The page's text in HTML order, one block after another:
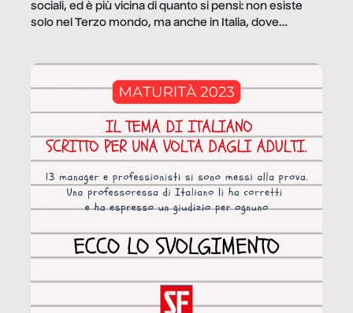
sociali, ed è più vicina di quanto si pensi: non esiste
solo nel Terzo mondo, ma anche in Italia, dove